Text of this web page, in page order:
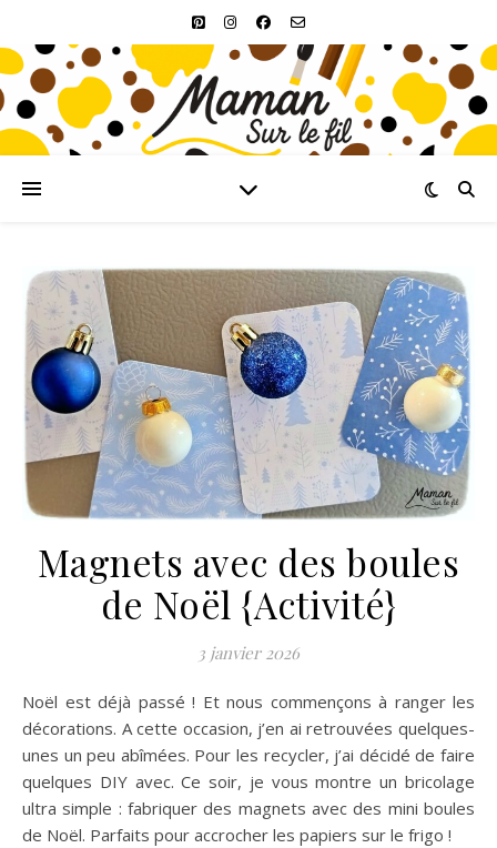
Magnets avec des boules
de Noël {Activité}
3 janvier 2026
Noël est déjà passé ! Et nous commençons à ranger les
décorations. A cette occasion, j’en ai retrouvées quelques-
unes un peu abîmées. Pour les recycler, j’ai décidé de faire
quelques DIY avec. Ce soir, je vous montre un bricolage
ultra simple : fabriquer des magnets avec des mini boules
de Noël. Parfaits pour accrocher les papiers sur le frigo !